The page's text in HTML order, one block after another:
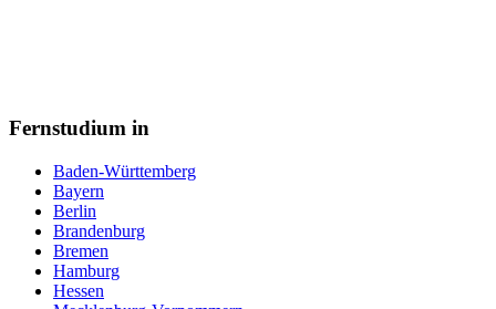
Fernstudium in
Baden-Württemberg
Bayern
Berlin
Brandenburg
Bremen
Hamburg
Hessen